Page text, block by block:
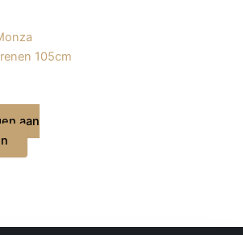
105cm
aan